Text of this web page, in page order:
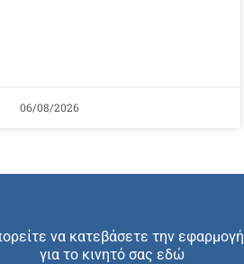
06/08/2026
να κατεβάσετε την εφαρμογή
για το κινητό σας εδώ